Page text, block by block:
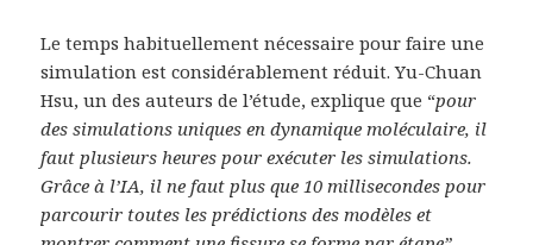
Le temps habituellement nécessaire pour faire une
simulation est considérablement réduit. Yu-Chuan
Hsu, un des auteurs de l’étude, explique que “pour
des simulations uniques en dynamique moléculaire, il
faut plusieurs heures pour exécuter les simulations.
Grâce à l’IA, il ne faut plus que 10 millisecondes pour
parcourir toutes les prédictions des modèles et